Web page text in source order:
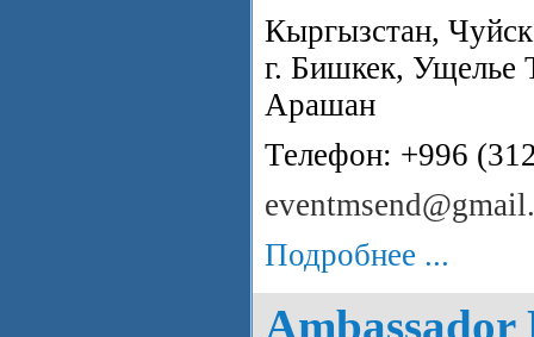
Кыргызстан,
г. Бишкек, Ущелье
Арашан
Телефон: +996
Подробнее ...
Ambassador